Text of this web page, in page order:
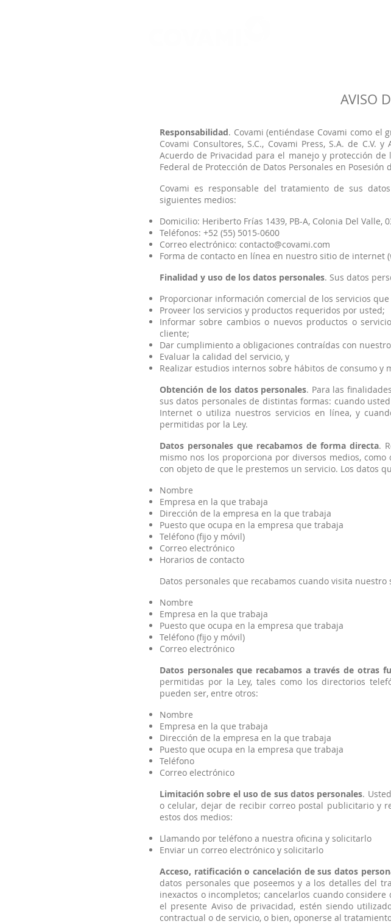
AVISO
Responsabilidad. Covami (entiéndase Covami como el
Covami Consultores, S.C., Covami Press, S.A. de
Acuerdo de Privacidad para el manejo y protección
Federal de Protección de Datos Personales en Posesión
Covami es responsable del tratamiento de sus
siguientes medios:
Domicilio: Heriberto Frías 1439, PB-A, Colonia Del Valle,
Teléfonos: +52 (55) 5015-0600
Correo electrónico: contacto@covami.com
Forma de contacto en línea en nuestro sitio de internet (
Finalidad y uso de los datos personales. Sus datos
Proporcionar información comercial de los servicios
Proveer los servicios y productos requeridos por usted;
Informar sobre cambios o nuevos productos o
cliente;
Dar cumplimiento a obligaciones contraídas con
Evaluar la calidad del servicio, y
Realizar estudios internos sobre hábitos de consumo y
Obtención de los datos personales. Para las
sus datos personales de distintas formas: cuando
Internet o utiliza nuestros servicios en línea, y
permitidas por la Ley.
Datos personales que recabamos de forma directa.
mismo nos los proporciona por diversos medios,
con objeto de que le prestemos un servicio. Los datos
Nombre
Empresa en la que trabaja
Dirección de la empresa en la que trabaja
Puesto que ocupa en la empresa que trabaja
Teléfono (fijo y móvil)
Correo electrónico
Horarios de contacto
Datos personales que recabamos cuando visita
Nombre
Empresa en la que trabaja
Puesto que ocupa en la empresa que trabaja
Teléfono (fijo y móvil)
Correo electrónico
Datos personales que recabamos a través de otras
permitidas por la Ley, tales como los directorios
pueden ser, entre otros:
Nombre
Empresa en la que trabaja
Dirección de la empresa en la que trabaja
Puesto que ocupa en la empresa que trabaja
Teléfono
Correo electrónico
Limitación sobre el uso de sus datos personales.
o celular, dejar de recibir correo postal publicitario y
estos dos medios:
Llamando por teléfono a nuestra oficina y solicitarlo
Enviar un correo electrónico y solicitarlo
Acceso, ratificación o cancelación de sus datos
datos personales que poseemos y a los detalles del
inexactos o incompletos; cancelarlos cuando
el presente Aviso de privacidad, estén siendo
contractual o de servicio, o bien, oponerse al